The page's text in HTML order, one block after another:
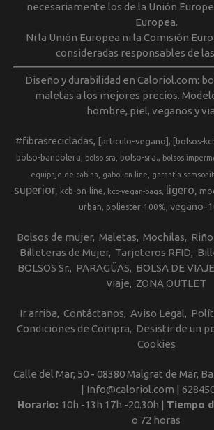
necesariamente los de la Unión
Europea.
Ni la Unión Europea ni la Comisión
consideradas responsables de
Diseño y durabilidad en Caloriol.com:
maletas a los mejores precios.
hombre, piel, veganos y
#fibrasrecicladas [articulo-vegano] [bolsos-
bolso-bandolera bolso-sra bolso-sra. bolsos-
equipaje-de-cabina gabol-on-line garantia-
superior
kcb-on-line kcb-vegan-bags ligero
urban
poliester-100% vegano-
Bolsos de mujer Maletas Mochilas
Billeteras de Mujer Tarjeteros RFID
BOLSOS Sr.
PARAGÜAS BOLSA DE VIAJE
viaje
ZONA OUTLET
Ir arriba Contáctanos Aviso Legal
Condiciones de Compra
Desistir de un
Cookies
Calle del Mar, 50 - 08380 Malgrat de Mar,
| Info@caloriol.com |
Horario: 10h -13h 17h -20.30h | Tiempo
o 72 horas